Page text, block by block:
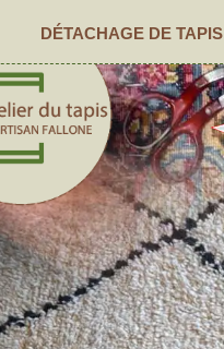
DÉTACHAGE DE TAPIS